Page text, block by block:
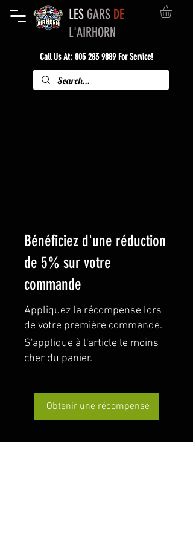
LESGARS DE
L'AIRHORN
Call Us At: 805 283 9889For Service!
Bénéficiez d'une réduction
de 5% sur votre
commande
Appliquez la récompense lors
de votre première commande.
Obtenir une récompense
S'applique à l'article le moins
cher du panier.